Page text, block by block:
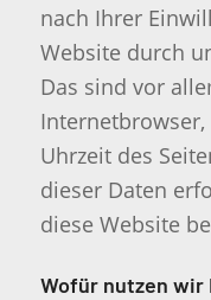
nach Ihrer
Website durch
Das sind vor
Uhrzeit des
dieser Daten
diese Website
Wofür nutzen wir